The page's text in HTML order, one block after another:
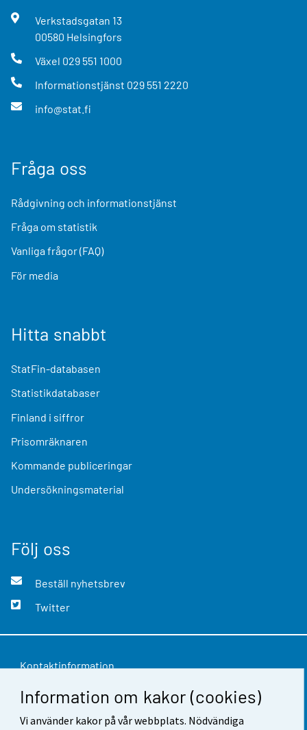
Information om kakor (cookies)
Vi använder kakor på vår webbplats. Nödvändiga
Verkstadsgatan 13
00580 Helsingfors
Växel 029 551 1000
Informationstjänst 029 551 2220
info@stat.fi
Fråga oss
Rådgivning och informationstjänst
Fråga om statistik
Vanliga frågor (FAQ)
För media
Hitta snabbt
StatFin-databasen
Statistikdatabaser
Finland i siffror
Prisomräknaren
Kommande publiceringar
Undersökningsmaterial
Följ oss
Beställ nyhetsbrev
Twitter
Kontaktinformation
Respons
Användarvillkor